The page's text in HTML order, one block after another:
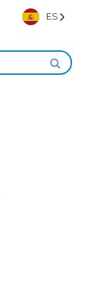
ES